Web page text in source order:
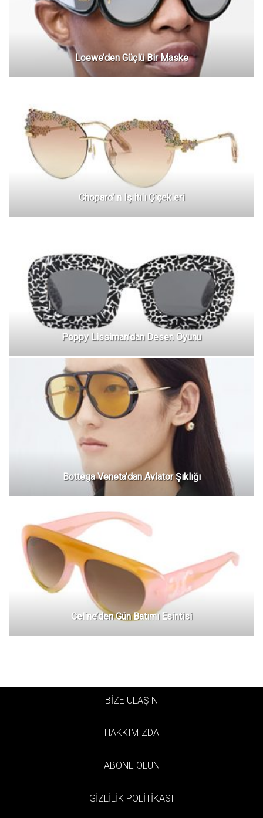
Loewe’den Güçlü Bir Maske
Chopard’ın Işıltılı Çiçekleri
Poppy Lissiman’dan Desen Oyunu
Bottega Veneta’dan Aviator Şıklığı
Celine’den Gün Batımı Esintisi
BİZE ULAŞIN
HAKKIMIZDA
ABONE OLUN
GİZLİLİK POLİTİKASI